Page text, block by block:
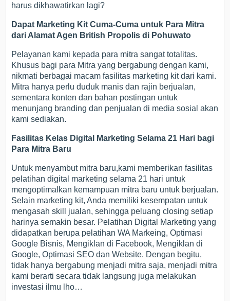
harus dikhawatirkan lagi?
Dapat Marketing Kit Cuma-Cuma untuk Para Mitra
dari Alamat Agen British Propolis di Pohuwato
Pelayanan kami kepada para mitra sangat totalitas.
Khusus bagi para Mitra yang bergabung dengan kami,
nikmati berbagai macam fasilitas marketing kit dari kami.
Mitra hanya perlu duduk manis dan rajin berjualan,
sementara konten dan bahan postingan untuk
menunjang branding dan penjualan di media sosial akan
kami sediakan.
Fasilitas Kelas Digital Marketing Selama 21 Hari bagi
Para Mitra Baru
Untuk menyambut mitra baru,kami memberikan fasilitas
pelatihan digital marketing selama 21 hari untuk
mengoptimalkan kemampuan mitra baru untuk berjualan.
Selain marketing kit, Anda memiliki kesempatan untuk
mengasah skill jualan, sehingga peluang closing setiap
harinya semakin besar. Pelatihan Digital Marketing yang
didapatkan berupa pelatihan WA Markeing, Optimasi
Google Bisnis, Mengiklan di Facebook, Mengiklan di
Google, Optimasi SEO dan Website. Dengan begitu,
tidak hanya bergabung menjadi mitra saja, menjadi mitra
kami berarti secara tidak langsung juga melakukan
investasi ilmu lho…